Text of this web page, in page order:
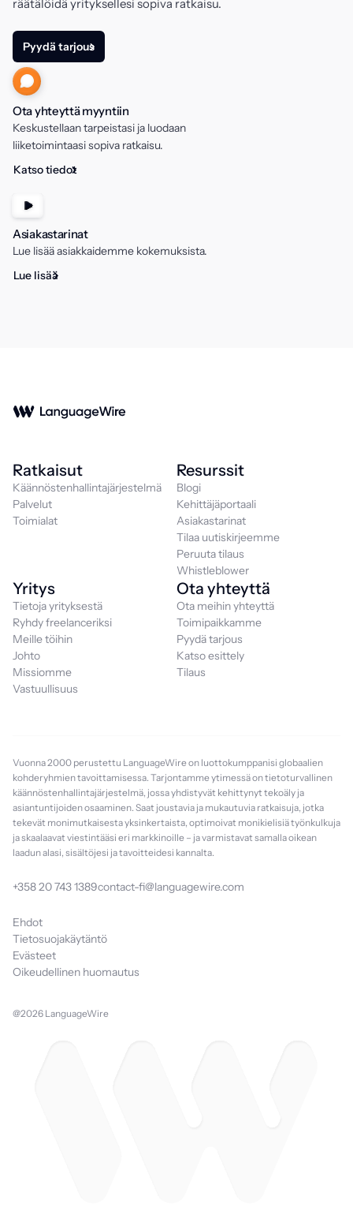
räätälöidä yrityksellesi sopiva ratkaisu.
Pyydä tarjous
Ota yhteyttä myyntiin
Keskustellaan tarpeistasi ja luodaan
liiketoimintaasi sopiva ratkaisu.
Katso tiedot
Asiakastarinat
Lue lisää asiakkaidemme kokemuksista.
Lue lisää
Ratkaisut
Käännöstenhallintajärjestelmä
Palvelut
Toimialat
Resurssit
Blogi
Kehittäjäportaali
Asiakastarinat
Tilaa uutiskirjeemme
Peruuta tilaus
Whistleblower
Yritys
Tietoja yrityksestä
Ryhdy freelanceriksi
Meille töihin
Johto
Missiomme
Vastuullisuus
Ota yhteyttä
Ota meihin yhteyttä
Toimipaikkamme
Pyydä tarjous
Katso esittely
Tilaus
Vuonna 2000 perustettu LanguageWire on luottokumppanisi globaalien
kohderyhmien tavoittamisessa. Tarjontamme ytimessä on tietoturvallinen
käännöstenhallintajärjestelmä, jossa yhdistyvät kehittynyt tekoäly ja
asiantuntijoiden osaaminen. Saat joustavia ja mukautuvia ratkaisuja, jotka
tekevät monimutkaisesta yksinkertaista, optimoivat monikielisiä työnkulkuja
ja skaalaavat viestintääsi eri markkinoille – ja varmistavat samalla oikean
laadun alasi, sisältöjesi ja tavoitteidesi kannalta.
+358 20 743 1389contact-fi@languagewire.com
Ehdot
Tietosuojakäytäntö
Evästeet
Oikeudellinen huomautus
@2026 LanguageWire